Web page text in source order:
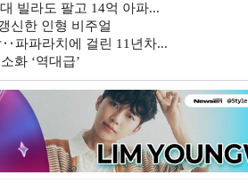
빌라도 팔고 14억 아파...
신한 인형 비주얼
파파라치에 걸린 11년차...
화 ‘역대급’